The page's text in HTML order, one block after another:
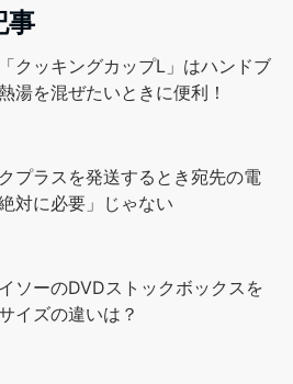
事
クッキングカップL」はハンドブ
湯を混ぜたいときに便利！
プラスを発送するとき宛先の電
対に必要」じゃない
ソーのDVDストックボックスを
イズの違いは？